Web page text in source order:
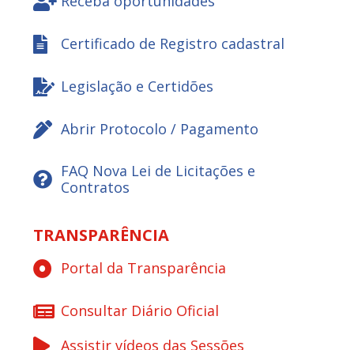
Certificado de Registro cadastral
Legislação e Certidões
Abrir Protocolo / Pagamento
FAQ Nova Lei de Licitações e
Contratos
TRANSPARÊNCIA
Portal da Transparência
Consultar Diário Oficial
Assistir vídeos das Sessões